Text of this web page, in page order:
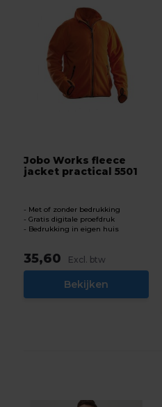
Jobo Works fleece
jacket practical 5501
Met of zonder bedrukking
Gratis digitale proefdruk
Bedrukking in eigen huis
35,60 Excl. btw
Bekijken